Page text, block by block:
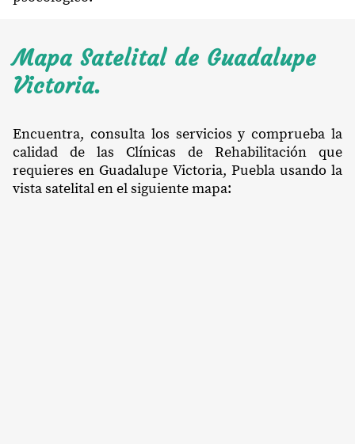
Mapa Satelital de Guadalupe
Victoria.
Encuentra, consulta los servicios y comprueba la
calidad de las Clínicas de Rehabilitación que
requieres en Guadalupe Victoria, Puebla usando la
vista satelital en el siguiente mapa: